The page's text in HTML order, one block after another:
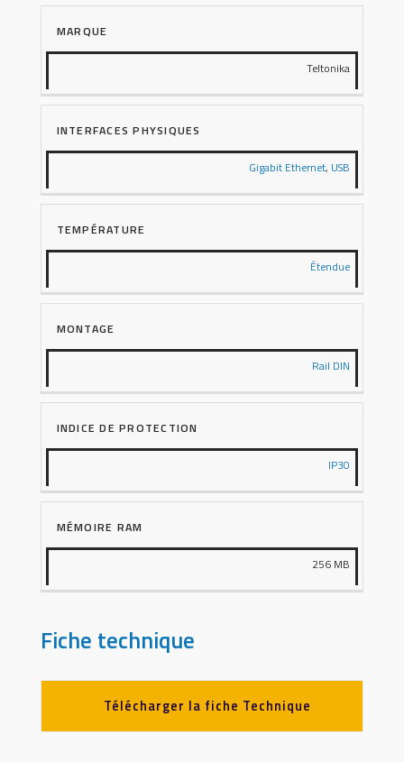
MARQUE
Teltonika
INTERFACES PHYSIQUES
Gigabit Ethernet, USB
TEMPÉRATURE
Étendue
MONTAGE
Rail DIN
INDICE DE PROTECTION
IP30
MÉMOIRE RAM
256 MB
Fiche technique
Télécharger la fiche Technique